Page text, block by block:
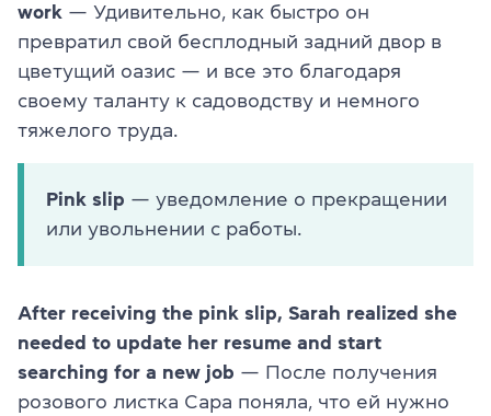
work — Удивительно, как быстро он
превратил свой бесплодный задний двор в
цветущий оазис — и все это благодаря
своему таланту к садоводству и немного
тяжелого труда.
Pink slip — уведомление о прекращении
или увольнении с работы.
After receiving the pink slip, Sarah realized she
needed to update her resume and start
searching for a new job — После получения
розового листка Сара поняла, что ей нужно